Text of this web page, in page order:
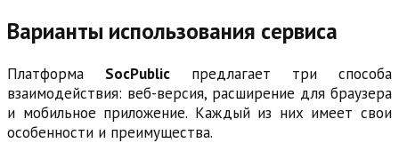
Варианты использования сервиса
Платформа SocPublic предлагает три способа
взаимодействия: веб-версия, расширение для браузера
и мобильное приложение. Каждый из них имеет свои
особенности и преимущества.